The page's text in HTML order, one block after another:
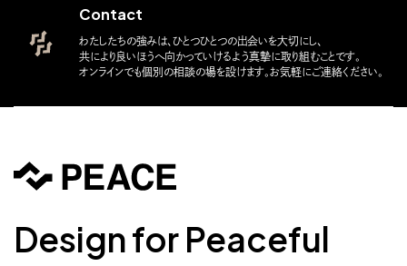
Contact
わたしたちの強みは、ひとつひとつの出会いを大切にし、
共により良いほうへ向かっていけるよう真摯に取り組むことです。
オンラインでも個別の相談の場を設けます。お気軽にご連絡ください。
Design for Peaceful